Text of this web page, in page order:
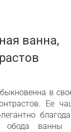
ванна,
в
Ее
обода ванны